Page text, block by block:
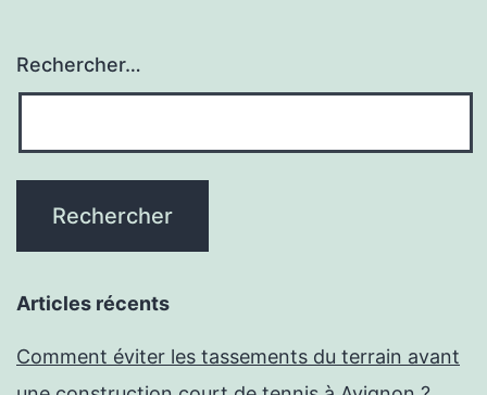
Rechercher…
Articles récents
Comment éviter les tassements du terrain avant